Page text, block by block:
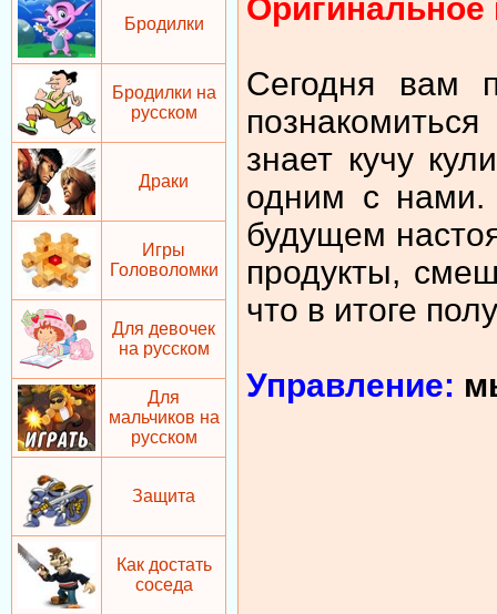
Бродилки
Бродилки на
русском
Драки
Игры
Головоломки
Для девочек
на русском
Для
мальчиков на
русском
Защита
Как достать
соседа
Оригинальное
Сегодня вам
знает кучу
одним с нами.
будущем
продукты,
что в итоге
Управление: